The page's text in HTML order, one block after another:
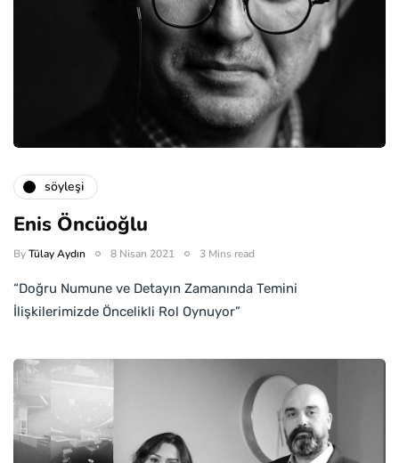
söyleşi
Enis Öncüoğlu
ByTülay Aydın 8 Nisan 2021 3 Mins read
“Doğru Numune ve Detayın Zamanında Temini
İlişkilerimizde Öncelikli Rol Oynuyor”